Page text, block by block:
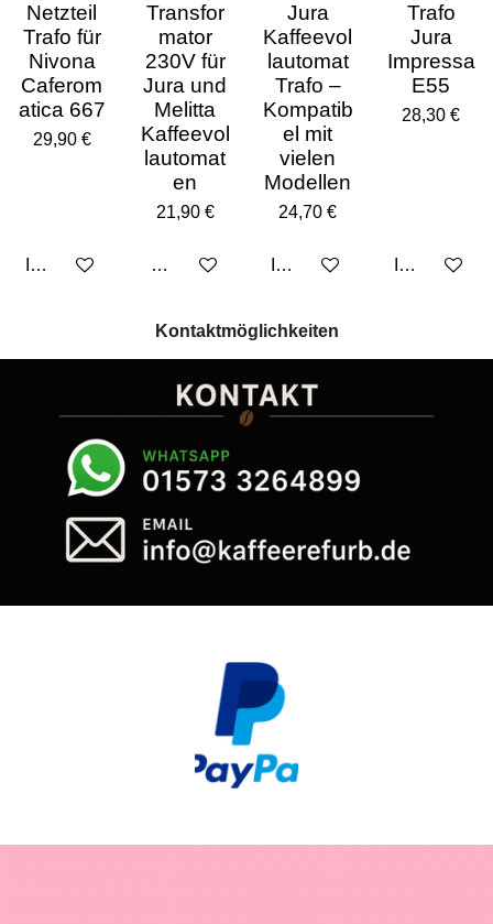
Netzteil
Trafo für
Nivona
Caferom
atica 667
29,90 €
In den Warenkorb
Transfor
mator
230V für
Jura und
Melitta
Kaffeevol
lautomat
en
21,90 €
Bei Verfügbarkeit benachrichtigen
Jura
Kaffeevol
lautomat
Trafo –
Kompatib
el mit
vielen
Modellen
24,70 €
In den Warenkorb
Trafo
Jura
Impressa
E55
28,30 €
In den
Kontaktmöglichkeiten